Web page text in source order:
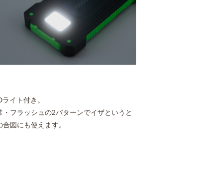
ライト付き。
・フラッシュの2パターンでイザというと
合図にも使えます。